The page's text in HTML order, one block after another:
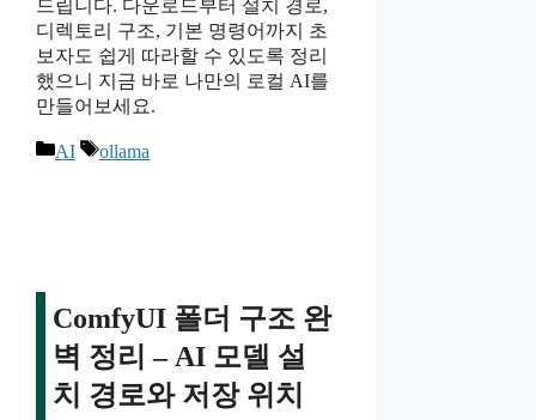
드립니다. 다운로드부터 설치 경로,
디렉토리 구조, 기본 명령어까지 초
보자도 쉽게 따라할 수 있도록 정리
했으니 지금 바로 나만의 로컬 AI를
만들어보세요.
카
AI
태
ollama
ComfyUI 폴더 구조 완
벽 정리 – AI 모델 설
치 경로와 저장 위치